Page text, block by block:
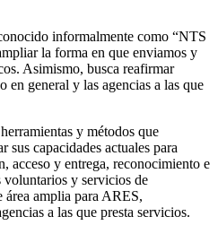
informalmente como “NTS
la forma en que enviamos y
Asimismo, busca reafirmar
en general y las agencias a las que
y métodos que
sus capacidades actuales para
acceso y entrega, reconocimiento e
voluntarios y servicios de
área amplia para ARES,
a las que presta servicios.